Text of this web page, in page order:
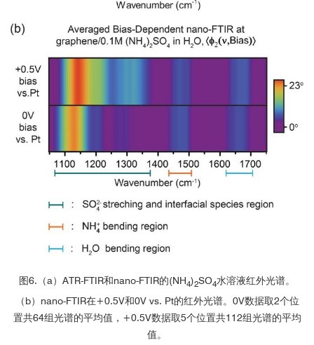
图6.（a）ATR-FTIR和nano-FTIR的(NH4)2SO4水溶液红外光谱。
（b）nano-FTIR在+0.5V和0V vs. Pt的红外光谱。0V数据取2个位
置共64组光谱的平均值，+0.5V数据取5个位置共112组光谱的平均
值。
北京师范大学